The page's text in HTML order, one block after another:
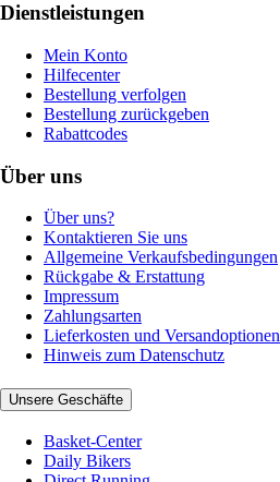
Dienstleistungen
Mein Konto
Hilfecenter
Bestellung verfolgen
Bestellung zurückgeben
Rabattcodes
Über uns
Über uns?
Kontaktieren Sie uns
Allgemeine Verkaufsbedingungen
Rückgabe & Erstattung
Impressum
Zahlungsarten
Lieferkosten und Versandoptionen
Hinweis zum Datenschutz
Unsere Geschäfte
Basket-Center
Daily Bikers